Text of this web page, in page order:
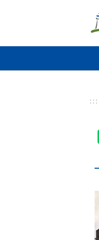
:::